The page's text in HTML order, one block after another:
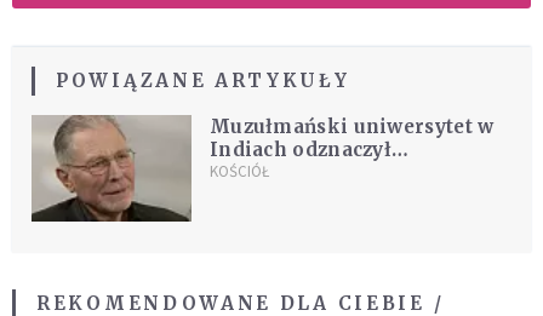
POWIĄZANE ARTYKUŁY
Muzułmański uniwersytet w
Indiach odznaczył
niemieckiego teologa jezuitę
KOŚCIÓŁ
REKOMENDOWANE DLA CIEBIE /